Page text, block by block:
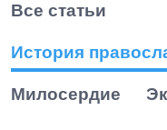
Все статьи
История
Милосердие